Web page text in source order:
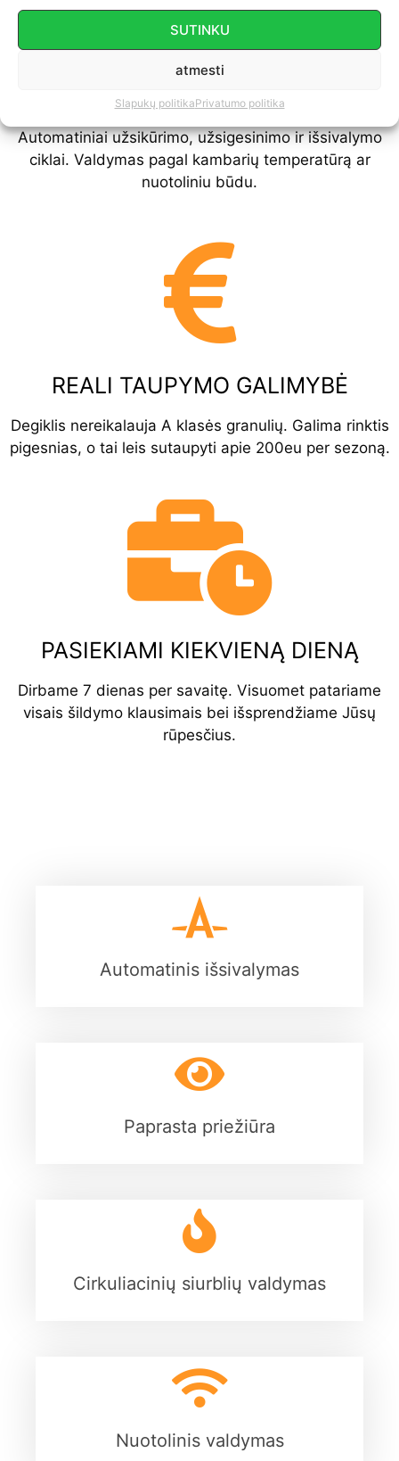
SUTINKU
atmesti
Slapukų politikaPrivatumo politika
PILNAI AUTOMATIZUOTAS
Automatiniai užsikūrimo, užsigesinimo ir išsivalymo
ciklai. Valdymas pagal kambarių temperatūrą ar
nuotoliniu būdu.
REALI TAUPYMO GALIMYBĖ
Degiklis nereikalauja A klasės granulių. Galima rinktis
pigesnias, o tai leis sutaupyti apie 200eu per sezoną.
PASIEKIAMI KIEKVIENĄ DIENĄ
Dirbame 7 dienas per savaitę. Visuomet patariame
visais šildymo klausimais bei išsprendžiame Jūsų
rūpesčius.
Automatinis išsivalymas
Paprasta priežiūra
Cirkuliacinių siurblių valdymas
Nuotolinis valdymas